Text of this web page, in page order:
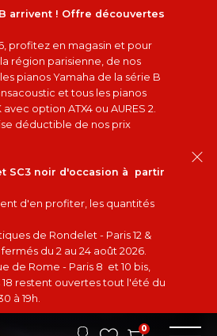
arrivent ! Offre découvertes
profitez en magasin et pour
région parisienne, de nos
pianos Yamaha de la série B
et tous les pianos
option ATX4 ou AURES 2.
déductible de nos prix
SC3 noir d'occasion à partir
d'en profiter, les quantités
de Rondelet - Paris 12 &
du 2 au 24 août 2026.
de Rome - Paris 8 et 10 bis,
18 restent ouvertes tout l'été du
à 19h.
0